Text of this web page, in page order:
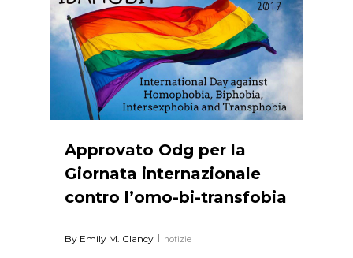
Approvato Odg per la
Giornata internazionale
contro l’omo-bi-transfobia
By Emily M. Clancy notizie